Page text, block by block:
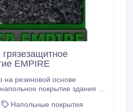
EMPIRE
на резиновой основе
покрытие здания от
Напольные покрытия